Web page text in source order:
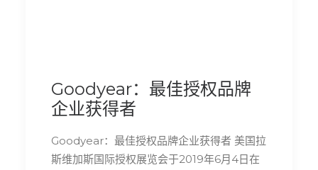
Goodyear：最佳授权品牌
企业获得者
Goodyear：最佳授权品牌企业获得者 美国拉
斯维加斯国际授权展览会于2019年6月4日在